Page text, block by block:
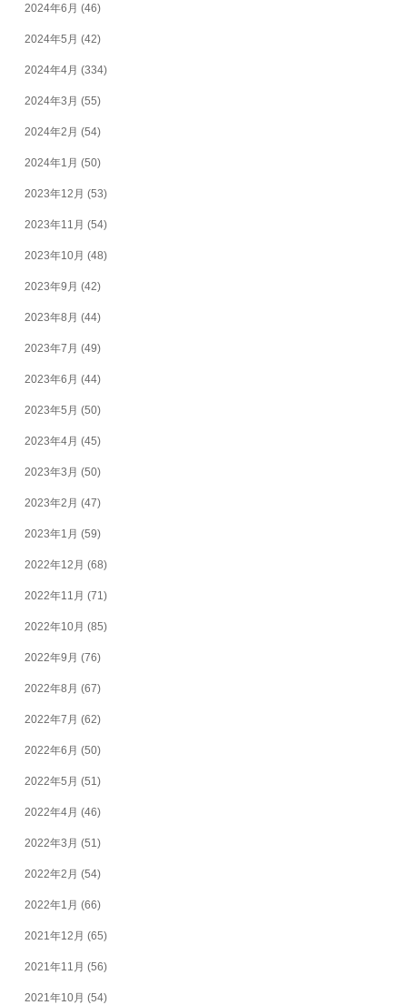
2024年6月 (46)
2024年5月 (42)
2024年4月 (334)
2024年3月 (55)
2024年2月 (54)
2024年1月 (50)
2023年12月 (53)
2023年11月 (54)
2023年10月 (48)
2023年9月 (42)
2023年8月 (44)
2023年7月 (49)
2023年6月 (44)
2023年5月 (50)
2023年4月 (45)
2023年3月 (50)
2023年2月 (47)
2023年1月 (59)
2022年12月 (68)
2022年11月 (71)
2022年10月 (85)
2022年9月 (76)
2022年8月 (67)
2022年7月 (62)
2022年6月 (50)
2022年5月 (51)
2022年4月 (46)
2022年3月 (51)
2022年2月 (54)
2022年1月 (66)
2021年12月 (65)
2021年11月 (56)
2021年10月 (54)